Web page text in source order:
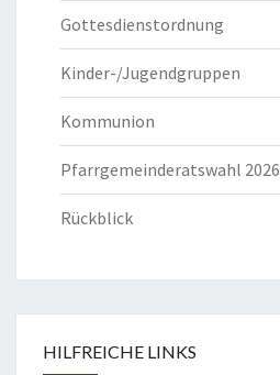
Gottesdienstordnung
Kinder-/Jugendgruppen
Kommunion
Pfarrgemeinderatswahl 2026
Rückblick
HILFREICHE LINKS